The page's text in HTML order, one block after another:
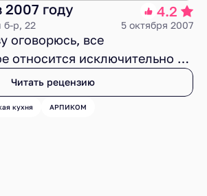
году 4.2
б-р, 22 5 октября 2007
оговорюсь, все
относится исключительно к
на Симферопольском,
этой сети я ничего
не могу.
Читать рецензию
кухня АРПИКОМ